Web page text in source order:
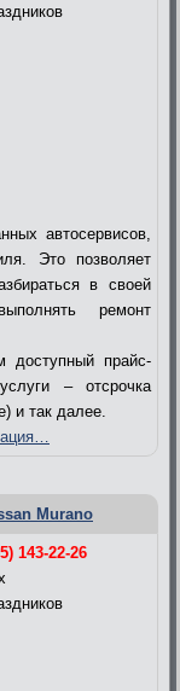
автосервисов,
Это позволяет
в своей
ремонт
прайс-
– отсрочка
и так далее.
Murano
143-22-26